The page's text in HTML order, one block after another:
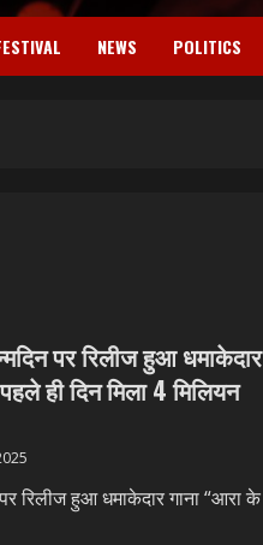
NEWS POLITICS
पर रिलीज हुआ धमाकेदार
ही दिन मिला 4 मिलियन
रिलीज हुआ धमाकेदार गाना “आरा के